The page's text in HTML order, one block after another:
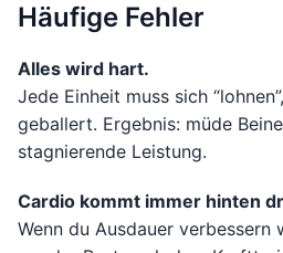
Häufige Fehler
Alles wird hart.
Jede Einheit muss sich
geballert. Ergebnis: müde
stagnierende Leistung.
Cardio kommt immer hinten
Wenn du Ausdauer